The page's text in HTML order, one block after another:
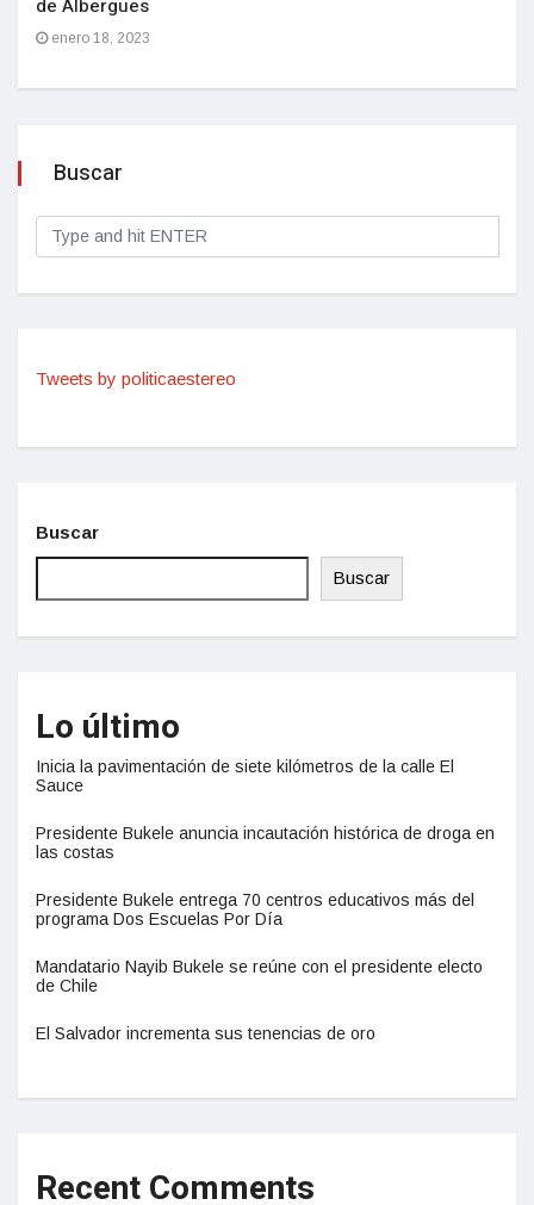
de Albergues
enero 18, 2023
Buscar
Tweets by politicaestereo
Buscar
Buscar
Lo último
Inicia la pavimentación de siete kilómetros de la calle El
Sauce
Presidente Bukele anuncia incautación histórica de droga en
las costas
Presidente Bukele entrega 70 centros educativos más del
programa Dos Escuelas Por Día
Mandatario Nayib Bukele se reúne con el presidente electo
de Chile
El Salvador incrementa sus tenencias de oro
Recent Comments